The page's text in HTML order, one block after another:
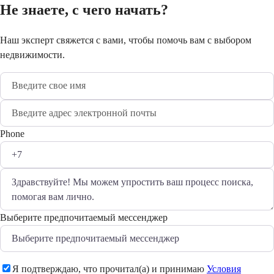
Не знаете, с чего начать?
Наш эксперт свяжется с вами, чтобы помочь вам с выбором
недвижимости.
Phone
Выберите предпочитаемый мессенджер
Я подтверждаю, что прочитал(а) и принимаю Условия